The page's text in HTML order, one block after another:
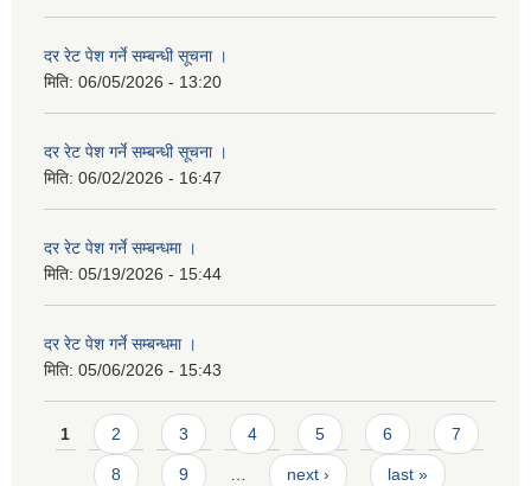
दर रेट पेश गर्ने सम्बन्धी सूचना ।
मिति: 06/05/2026 - 13:20
दर रेट पेश गर्ने सम्बन्धी सूचना ।
मिति: 06/02/2026 - 16:47
दर रेट पेश गर्ने सम्बन्धमा ।
मिति: 05/19/2026 - 15:44
दर रेट पेश गर्ने सम्बन्धमा ।
मिति: 05/06/2026 - 15:43
Pages
1 2 3 4 5 6 7
8 9 … next › last »